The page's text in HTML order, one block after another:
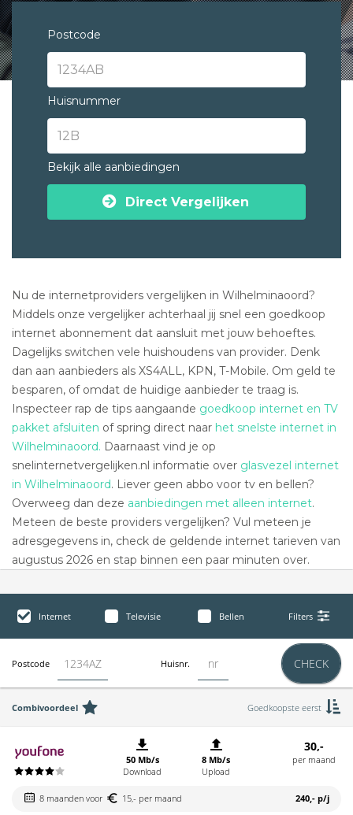
Postcode
Huisnummer
Bekijk alle aanbiedingen
Direct Vergelijken
Nu de internetproviders vergelijken in Wilhelminaoord?
Middels onze vergelijker achterhaal jij snel een goedkoop
internet abonnement dat aansluit met jouw behoeftes.
Dagelijks switchen vele huishoudens van provider. Denk
dan aan aanbieders als XS4ALL, KPN, T-Mobile. Om geld te
besparen, of omdat de huidige aanbieder te traag is.
Inspecteer rap de tips aangaande goedkoop internet en TV
pakket afsluiten of spring direct naar het snelste internet in
Wilhelminaoord. Daarnaast vind je op
snelinternetvergelijken.nl informatie over glasvezel internet
in Wilhelminaoord. Liever geen abbo voor tv en bellen?
Overweeg dan deze aanbiedingen met alleen internet.
Meteen de beste providers vergelijken? Vul meteen je
adresgegevens in, check de geldende internet tarieven van
augustus 2026 en stap binnen een paar minuten over.
Internet Televisie Bellen Filters
Postcode Huisnr. CHECK
Combivoordeel Goedkoopste eerst
50 Mb/s
Download
8 Mb/s
Upload
30,-
per maand
8 maanden voor 15,- per maand 240,- p/j